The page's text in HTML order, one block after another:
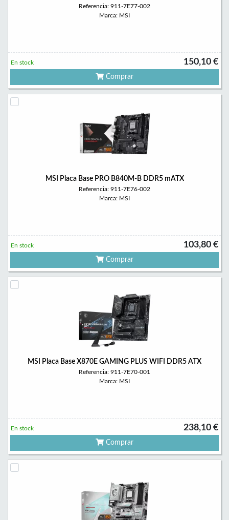
Referencia: 911-7E77-002
Marca: MSI
150,10 €
En stock
Comprar
MSI Placa Base PRO B840M-B DDR5 mATX
Referencia: 911-7E76-002
Marca: MSI
103,80 €
En stock
Comprar
MSI Placa Base X870E GAMING PLUS WIFI DDR5 ATX
Referencia: 911-7E70-001
Marca: MSI
238,10 €
En stock
Comprar